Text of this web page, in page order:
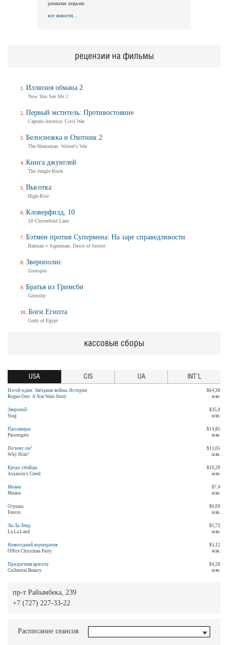
пр-т Райымбека, 239
+7 (727) 227-33-22
Расписание сеансов
разными людьми.
все новости...
рецензии на фильмы
Иллюзия обмана 2
Now You See Me 2
Первый мститель: Противостояние
Captain America: Civil War
Белоснежка и Охотник 2
The Huntsman: Winter's War
Книга джунглей
The Jungle Book
Высотка
High-Rise
Кловерфилд, 10
10 Cloverfield Lane
Бэтмен против Супермена: На заре справедливости
Batman v Superman: Dawn of Justice
Зверополис
Zootopia
Братья из Гримсби
Grimsby
Боги Египта
Gods of Egypt
кассовые сборы
USA CIS UA INT'L
Изгой-один: Звёздные войны. Истории
Rogue One: A Star Wars Story
$64,38
млн.
Зверопой
Sing
$35,9
млн.
Пассажиры
Passengers
$14,85
млн.
Почему он?
Why Him?
$11,05
млн.
Кредо убийцы
Assassin's Creed
$10,28
млн.
Моана
Moana
$7,4
млн.
Ограды
Fences
$6,69
млн.
Ла-Ла Ленд
La La Land
$5,73
млн.
Новогодний корпоратив
Office Christmas Party
$5,12
млн.
Призрачная красота
Collateral Beauty
$4,28
млн.